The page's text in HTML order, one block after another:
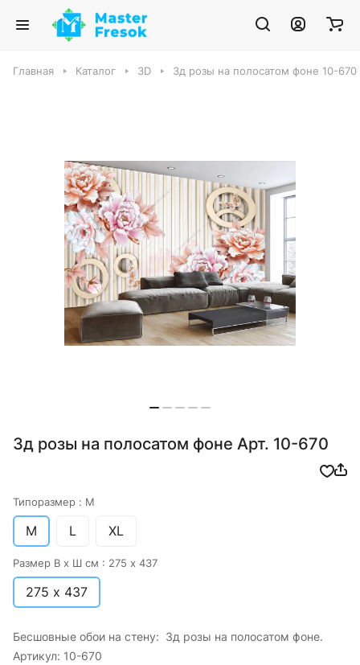
Главная Каталог 3D 3д розы на полосатом фоне 10-670
3д розы на полосатом фоне Арт. 10-670
Типоразмер : M
M L XL
Размер В х Ш см : 275 х 437
275 х 437
Бесшовные обои на стену: 3д розы на полосатом фоне.
Артикул: 10-670